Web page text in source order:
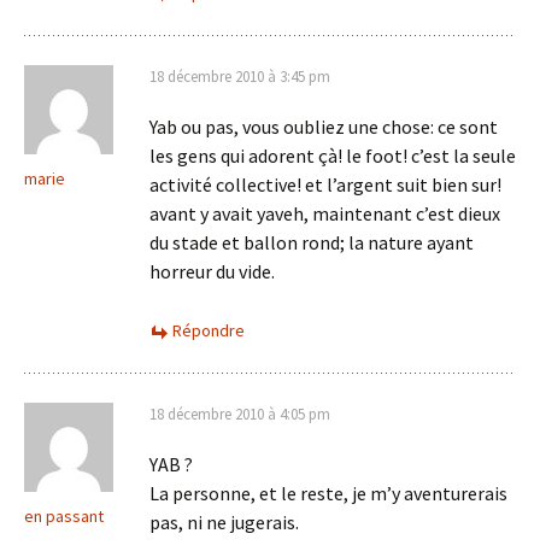
marie
18 décembre 2010 à 3:45 pm
Yab ou pas, vous oubliez une chose: ce sont
les gens qui adorent çà! le foot! c’est la seule
activité collective! et l’argent suit bien sur!
avant y avait yaveh, maintenant c’est dieux
du stade et ballon rond; la nature ayant
horreur du vide.
Répondre
en passant
18 décembre 2010 à 4:05 pm
YAB ?
La personne, et le reste, je m’y aventurerais
pas, ni ne jugerais.